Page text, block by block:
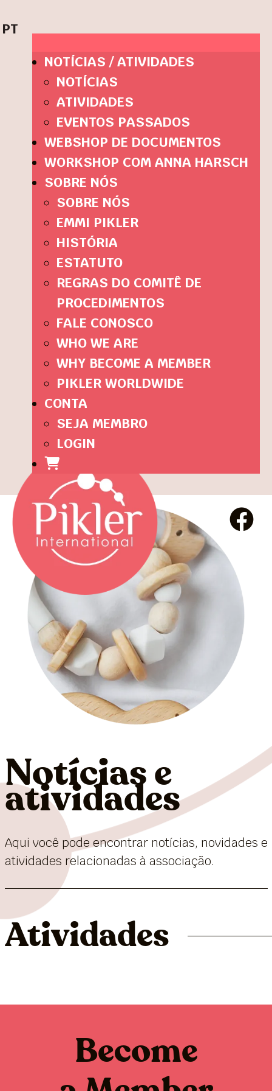
NOTÍCIAS / ATIVIDADES
NOTÍCIAS
ATIVIDADES
EVENTOS PASSADOS
WEBSHOP DE DOCUMENTOS
WORKSHOP COM ANNA HARSCH
SOBRE NÓS
SOBRE NÓS
EMMI PIKLER
HISTÓRIA
ESTATUTO
REGRAS DO COMITÊ DE
PROCEDIMENTOS
FALE CONOSCO
WHO WE ARE
WHY BECOME A MEMBER
PIKLER WORLDWIDE
CONTA
SEJA MEMBRO
LOGIN
PT
Notícias e
atividades
Aqui você pode encontrar notícias, novidades e
atividades relacionadas à associação.
Atividades
Become